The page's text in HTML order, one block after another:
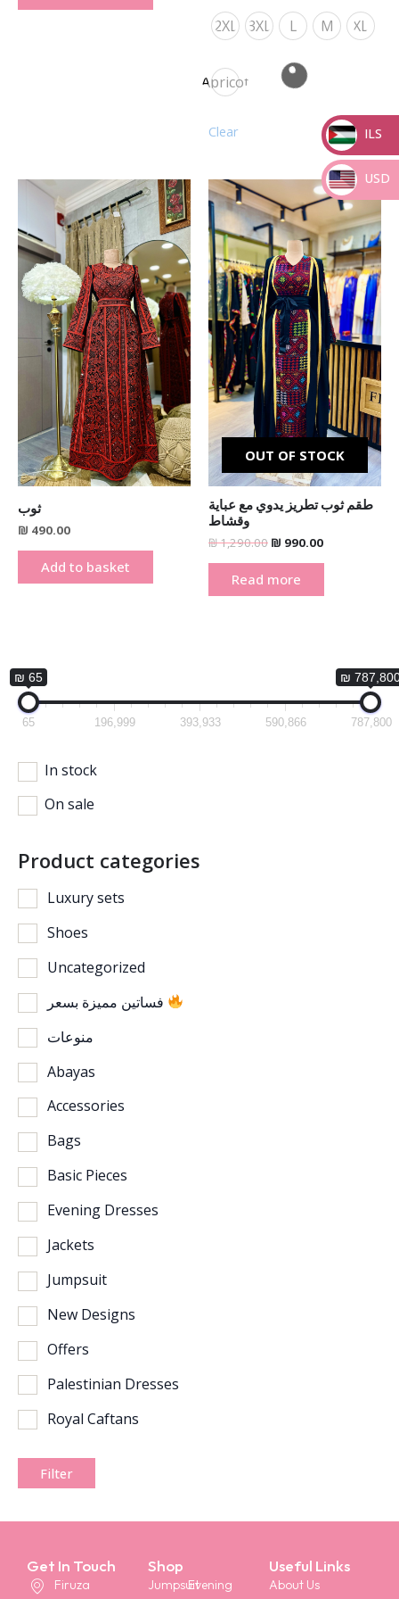
₪ 65 ₪
65 196,999 393,933 590,866 787,800
In stock
On sale
Product categories
Luxury sets
Shoes
Uncategorized
منوعات
Abayas
Accessories
Bags
Basic Pieces
Evening Dresses
Jackets
Jumpsuit
New Designs
Offers
Palestinian Dresses
Royal Caftans
Filter
2XL 3XL L M XL
Apricot
Clear
ثوب
₪ 490.00
Add to basket
OUT OF STOCK
طقم ثوب تطريز يدوي مع عباية
وقشاط
₪1,290.00
Original
price
was:
₪ 1,290.00.
₪ 990.00
Current
price
₪ 990.00.
Read more
Get In Touch
Firuza
Shop
JumpsuitEvening
Useful Links
About Us
_
ILS
_
USD